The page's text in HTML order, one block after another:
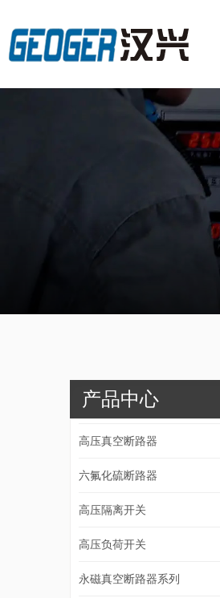
产品中心
高压真空断路器
六氟化硫断路器
高压隔离开关
高压负荷开关
永磁真空断路器系列